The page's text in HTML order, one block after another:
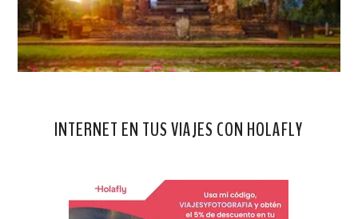
INTERNET EN TUS VIAJES CON HOLAFLY